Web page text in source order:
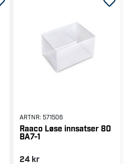
ARTNR: 571506
Raaco Løse innsatser 80
BA7-1
24 kr